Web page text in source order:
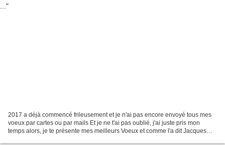
2017 a déjà commencé frileusement et je n'ai pas encore envoyé tous mes
voeux par cartes ou par mails Et je ne t'ai pas oublié, j'ai juste pris mon
temps alors, je te présente mes meilleurs Voeux et comme l'a dit Jacques